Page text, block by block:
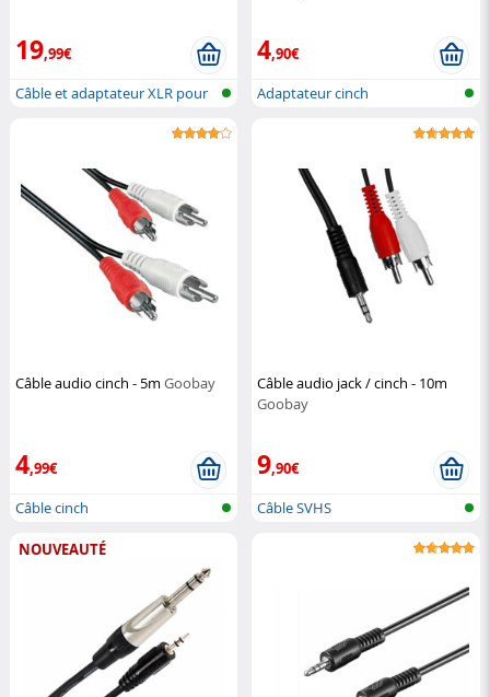
19,99€
Câble et adaptateur XLR pour
4,90€
Adaptateur cinch
Câble audio cinch - 5m Goobay
4,99€
Câble cinch
Câble audio jack / cinch - 10m
Goobay
9,90€
Câble SVHS
NOUVEAUTÉ